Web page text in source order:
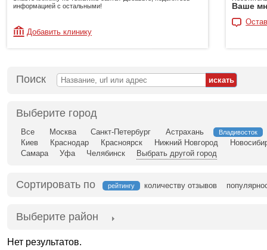
информацией с остальными!
Добавить клинику
Ваше
Поиск
Выберите город
Все Москва Санкт-Петербург Астрахань Владивосток
Киев Краснодар Красноярск Нижний Новгород
Самара
Уфа Челябинск Выбрать другой город
Сортировать по рейтингу количеству отзывов
Выберите район
Нет результатов.